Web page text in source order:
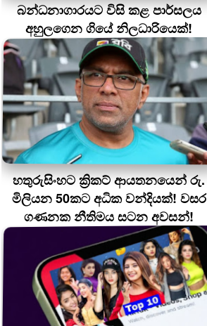
බන්ධනාගාරයට විසි කළ පාර්සලය
අහුලගෙන ගියේ නිලධාරියෙක්!
හතුරුසිංහට ක්‍රිකට් ආයතනයෙන් රු.
මිලියන 50කට අධික වන්දියක්! වසර
ගණනක නීතිමය සටන අවසන්!